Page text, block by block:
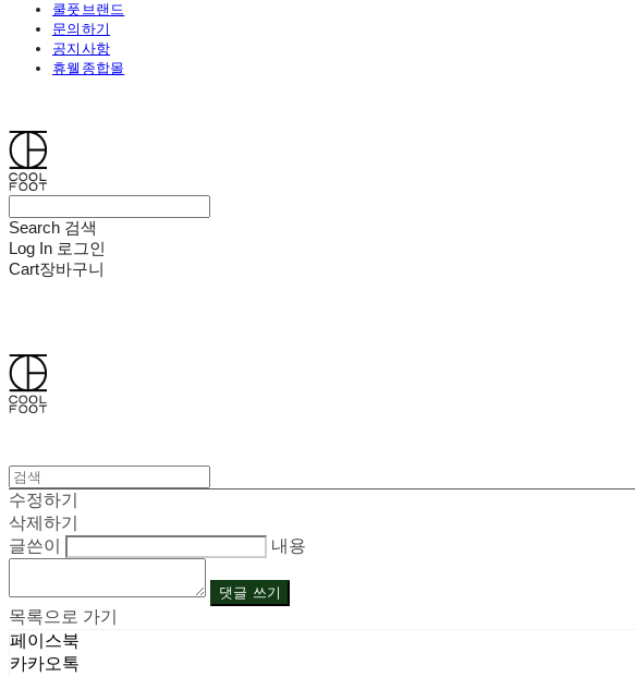
쿨풋브랜드
문의하기
공지사항
휴웰종합몰
Search 검색
Log In 로그인
Cart장바구니
수정하기
삭제하기
글쓴이
내용
댓글 쓰기
목록으로 가기
페이스북
카카오톡